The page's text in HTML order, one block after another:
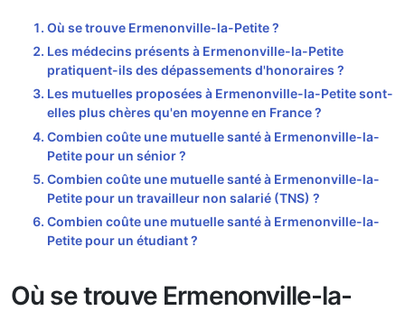
Où se trouve Ermenonville-la-Petite ?
Les médecins présents à Ermenonville-la-Petite
pratiquent-ils des dépassements d'honoraires ?
Les mutuelles proposées à Ermenonville-la-Petite sont-
elles plus chères qu'en moyenne en France ?
Combien coûte une mutuelle santé à Ermenonville-la-
Petite pour un sénior ?
Combien coûte une mutuelle santé à Ermenonville-la-
Petite pour un travailleur non salarié (TNS) ?
Combien coûte une mutuelle santé à Ermenonville-la-
Petite pour un étudiant ?
Où se trouve Ermenonville-la-